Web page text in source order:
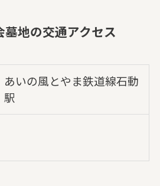
地の交通アクセス
あいの風とやま鉄道線石動
駅